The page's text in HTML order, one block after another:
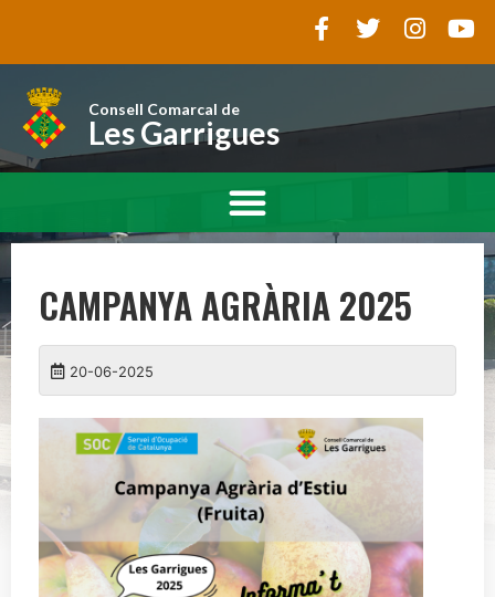
Consell Comarcal de
Les Garrigues
CAMPANYA AGRÀRIA 2025
20-06-2025